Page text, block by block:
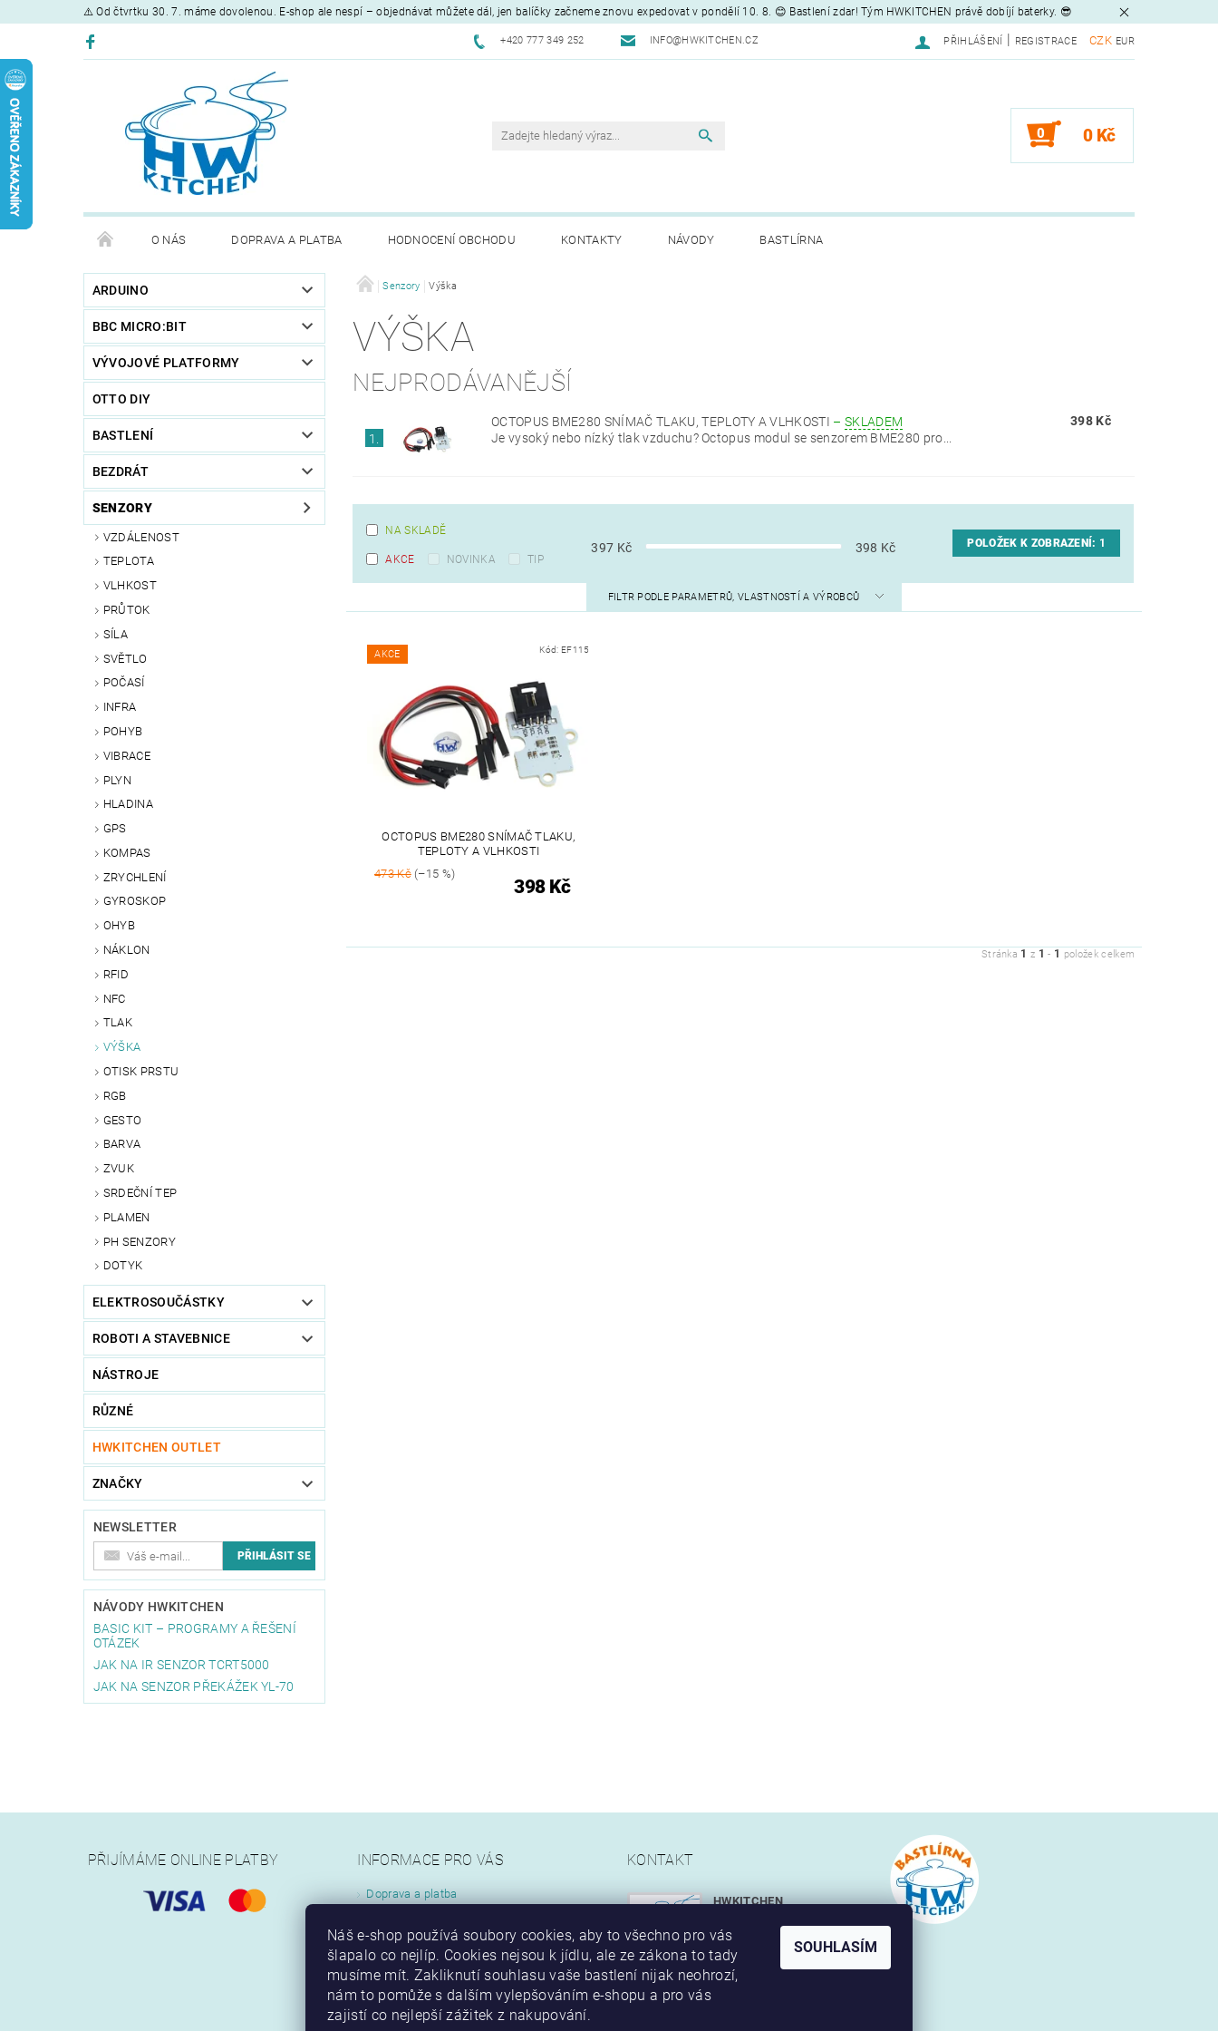
⚠️ Od čtvrtku 30. 7. máme dovolenou. E-shop ale nespí – objednávat můžete dál, jen balíčky začneme znovu expedovat v pondělí 10. 8. 😊 Bastlení zdar! Tým HWKITCHEN právě dobíjí baterky. 😎
+420 777 349 252 INFO@HWKITCHEN.CZ CZK EUR
PŘIHLÁŠENÍ REGISTRACE
0 0 Kč
O NÁS DOPRAVA A PLATBA HODNOCENÍ OBCHODU KONTAKTY NÁVODY BASTLÍRNA
ARDUINO
BBC MICRO:BIT
VÝVOJOVÉ PLATFORMY
OTTO DIY
BASTLENÍ
BEZDRÁT
SENZORY
VZDÁLENOST
TEPLOTA
VLHKOST
PRŮTOK
SÍLA
SVĚTLO
POČASÍ
INFRA
POHYB
VIBRACE
PLYN
HLADINA
GPS
KOMPAS
ZRYCHLENÍ
GYROSKOP
OHYB
NÁKLON
RFID
NFC
TLAK
VÝŠKA
OTISK PRSTU
RGB
GESTO
BARVA
ZVUK
SRDEČNÍ TEP
PLAMEN
PH SENZORY
DOTYK
ELEKTROSOUČÁSTKY
ROBOTI A STAVEBNICE
NÁSTROJE
RŮZNÉ
HWKITCHEN OUTLET
ZNAČKY
NEWSLETTER
NÁVODY HWKITCHEN
BASIC KIT – PROGRAMY A ŘEŠENÍ
OTÁZEK
JAK NA IR SENZOR TCRT5000
JAK NA SENZOR PŘEKÁŽEK YL-70
Senzory Výška
VÝŠKA
NEJPRODÁVANĚJŠÍ
1.
OCTOPUS BME280 SNÍMAČ TLAKU, TEPLOTY A VLHKOSTI – SKLADEM
Je vysoký nebo nízký tlak vzduchu? Octopus modul se senzorem BME280 pro...
398 Kč
NA SKLADĚ
AKCE NOVINKA TIP
397 Kč 398 Kč POLOŽEK K ZOBRAZENÍ: 1
FILTR PODLE PARAMETRŮ, VLASTNOSTÍ A VÝROBCŮ
AKCE Kód: EF115
OCTOPUS BME280 SNÍMAČ TLAKU,
TEPLOTY A VLHKOSTI
473 Kč(–15 %)
398 Kč
Stránka 1 z 1 - 1 položek celkem
PŘIJÍMÁME ONLINE PLATBY INFORMACE PRO VÁS
Doprava a platba
Obchodní podmínky
Kontakty
KONTAKT
HWKITCHEN
hwkitchen.cz
+420 777 349 252
Jsme také na FB!
Náš e-shop používá soubory cookies, aby to všechno pro vás
šlapalo co nejlíp. Cookies nejsou k jídlu, ale ze zákona to tady
musíme mít. Zakliknutí souhlasu vaše bastlení nijak neohrozí,
nám to pomůže s dalším vylepšováním e-shopu a pro vás
zajistí co nejlepší zážitek z nakupování.
SOUHLASÍM